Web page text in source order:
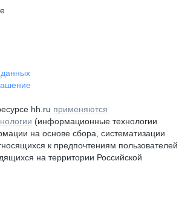
hh.ru применяются
(информационные технологии
на основе сбора, систематизации
к предпочтениям пользователей
на территории Российской